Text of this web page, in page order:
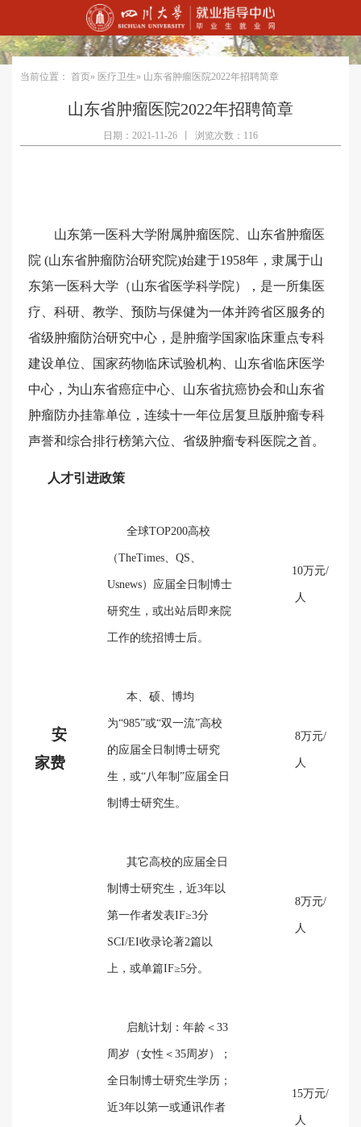
当前位置： 首页» 医疗卫生» 山东省肿瘤医院2022年招聘简章
山东省肿瘤医院2022年招聘简章
日期：2021-11-26 浏览次数：116
山东第一医科大学附属肿瘤医院、山东省肿瘤医
院 (山东省肿瘤防治研究院)始建于1958年，隶属于山
东第一医科大学（山东省医学科学院），是一所集医
疗、科研、教学、预防与保健为一体并跨省区服务的
省级肿瘤防治研究中心，是肿瘤学国家临床重点专科
建设单位、国家药物临床试验机构、山东省临床医学
中心，为山东省癌症中心、山东省抗癌协会和山东省
肿瘤防办挂靠单位，连续十一年位居复旦版肿瘤专科
声誉和综合排行榜第六位、省级肿瘤专科医院之首。
人才引进政策
安
家费
全球TOP200高校
（TheTimes、QS、
Usnews）应届全日制博士
研究生，或出站后即来院
工作的统招博士后。
10万元/
人
本、硕、博均
为“985”或“双一流”高校
的应届全日制博士研究
生，或“八年制”应届全日
制博士研究生。
8万元/
人
其它高校的应届全日
制博士研究生，近3年以
第一作者发表IF≥3分
SCI/EI收录论著2篇以
上，或单篇IF≥5分。
8万元/
人
启航计划：年龄＜33
周岁（女性＜35周岁）；
全日制博士研究生学历；
近3年以第一或通讯作者
15万元/
人